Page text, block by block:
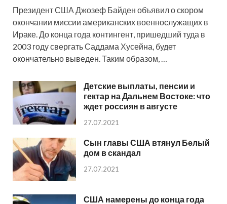
Президент США Джозеф Байден объявил о скором
окончании миссии американских военнослужащих в
Ираке. До конца года контингент, пришедший туда в
2003 году свергать Саддама Хусейна, будет
окончательно выведен. Таким образом, …
Детские выплаты, пенсии и
гектар на Дальнем Востоке: что
ждет россиян в августе
27.07.2021
Сын главы США втянул Белый
дом в скандал
27.07.2021
США намерены до конца года